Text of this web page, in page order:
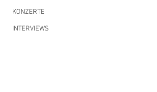
KONZERTE
INTERVIEWS